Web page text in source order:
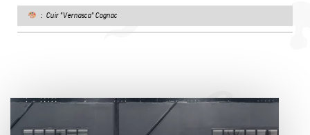
: Cuir "Vernasca" Cognac